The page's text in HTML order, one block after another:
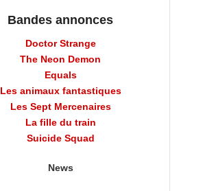
Bandes annonces
Doctor Strange
The Neon Demon
Equals
Les animaux fantastiques
Les Sept Mercenaires
La fille du train
Suicide Squad
News